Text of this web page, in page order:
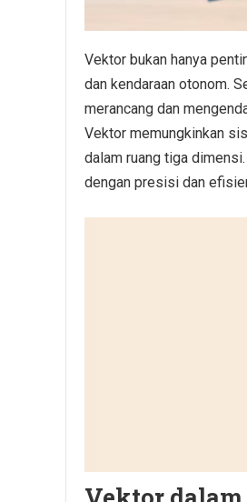
Vektor bukan hanya
dan kendaraan otonom.
merancang dan
Vektor memungkinkan
dalam ruang tiga
dengan presisi dan